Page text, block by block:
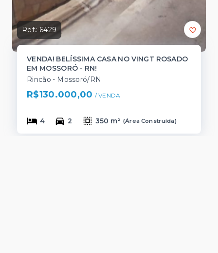
Ref.: 6429
VENDA! BELÍSSIMA CASA NO VINGT ROSADO
EM MOSSORÓ - RN!
Rincão - Mossoró/RN
R$130.000,00 / VENDA
4 2 350 m² (Área Construída)